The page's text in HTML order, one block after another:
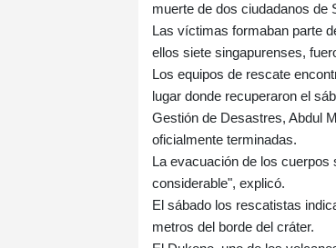
muerte de dos ciudadanos de
Las víctimas formaban parte
ellos siete singapurenses,
Los equipos de rescate
lugar donde recuperaron el
Gestión de Desastres, Abdul
oficialmente terminadas.
La evacuación de los
considerable", explicó.
El sábado los rescatistas
metros del borde del cráter.